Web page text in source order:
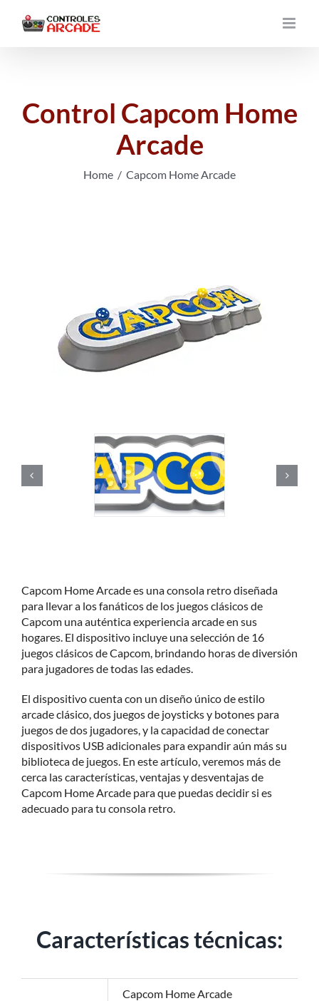
Control Capcom Home
Arcade
Home Capcom Home Arcade
Capcom Home Arcade es una consola retro diseñada
para llevar a los fanáticos de los juegos clásicos de
Capcom una auténtica experiencia arcade en sus
hogares. El dispositivo incluye una selección de 16
juegos clásicos de Capcom, brindando horas de diversión
para jugadores de todas las edades.
El dispositivo cuenta con un diseño único de estilo
arcade clásico, dos juegos de joysticks y botones para
juegos de dos jugadores, y la capacidad de conectar
dispositivos USB adicionales para expandir aún más su
biblioteca de juegos. En este artículo, veremos más de
cerca las características, ventajas y desventajas de
Capcom Home Arcade para que puedas decidir si es
adecuado para tu consola retro.
Características técnicas:
Capcom Home Arcade